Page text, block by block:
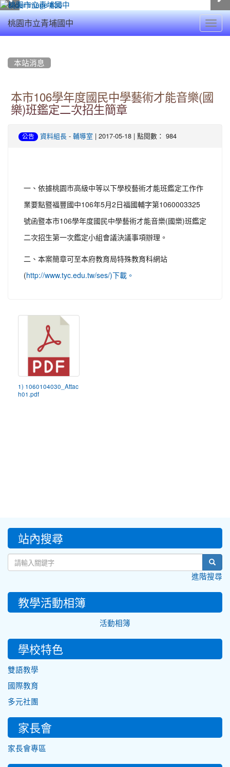
桃園市立青埔國中
本站消息
本市106學年度國民中學藝術才能音樂(國
樂)班鑑定二次招生簡章
公告 資料組長 - 輔導室 | 2017-05-18 | 點閱數： 984
一、依據桃園市高級中等以下學校藝術才能班鑑定工作作
業要點暨福豐國中106年5月2日福國輔字第1060003325
號函暨本市106學年度國民中學藝術才能音樂(國樂)班鑑定
二次招生第一次鑑定小組會議決議事項辦理。
二、本案簡章可至本府教育局特殊教育科網站
( http://www.tyc.edu.tw/ses/)下載。
1) 1060104030_Attac
h01.pdf
::: 站內搜尋
進階搜尋
教學活動相簿
活動相簿
學校特色
雙語教學
國際教育
多元社團
家長會
家長會專區